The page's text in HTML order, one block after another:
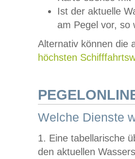
Ist der aktuelle
am Pegel vor,
Alternativ können die
höchsten
Welche Dienste
1. Eine tabellarische
den aktuellen